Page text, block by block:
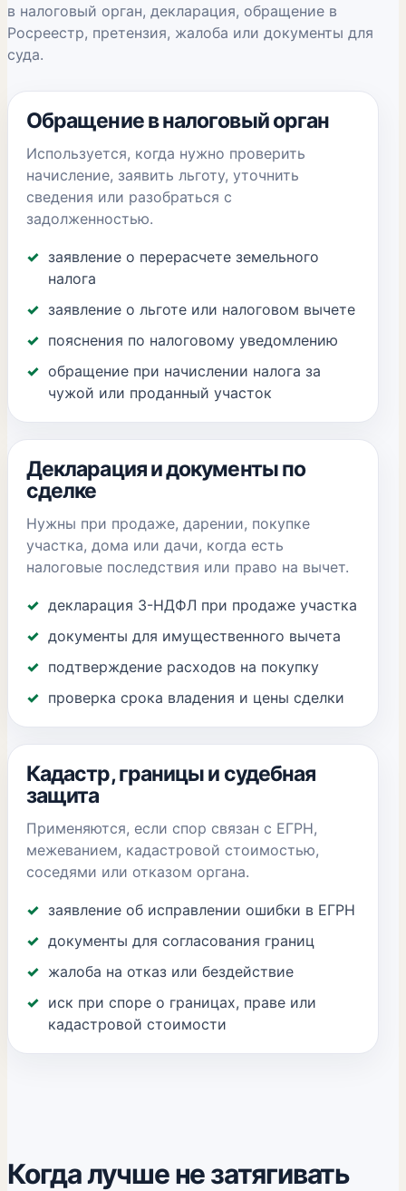
в налоговый орган, декларация, обращение в
Росреестр, претензия, жалоба или документы для
суда.
Обращение в налоговый орган
Используется, когда нужно проверить
начисление, заявить льготу, уточнить
сведения или разобраться с
задолженностью.
заявление о перерасчете земельного
налога
заявление о льготе или налоговом вычете
пояснения по налоговому уведомлению
обращение при начислении налога за
чужой или проданный участок
Декларация и документы по
сделке
Нужны при продаже, дарении, покупке
участка, дома или дачи, когда есть
налоговые последствия или право на вычет.
декларация 3-НДФЛ при продаже участка
документы для имущественного вычета
подтверждение расходов на покупку
проверка срока владения и цены сделки
Кадастр, границы и судебная
защита
Применяются, если спор связан с ЕГРН,
межеванием, кадастровой стоимостью,
соседями или отказом органа.
заявление об исправлении ошибки в ЕГРН
документы для согласования границ
жалоба на отказ или бездействие
иск при споре о границах, праве или
кадастровой стоимости
Когда лучше не затягивать